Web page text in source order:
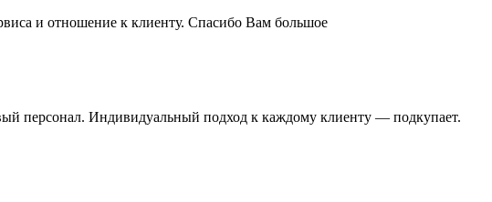
и отношение к клиенту. Спасибо Вам большое
персонал. Индивидуальный подход к каждому клиенту — подкупает.